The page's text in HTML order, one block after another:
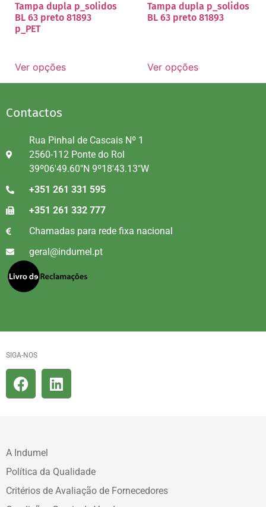
Tampa dupla p_solidos
BL 63 preto 81893
p_PET
Ver opções
Tampa dupla p_solidos
BL 63 preto 81893
Ver opções
Contactos
Rua Pinhal de Cascais Nº 1
2560-112 Ponte do Rol
39º06'49.60"N 9º18'43.13"W
+351 261 331 595
+351 261 332 777
Chamadas para rede fixa nacional
geral@indumel.pt
SIGA-NOS
A Indumel
Política da Qualidade
Critérios de Avaliação de Fornecedores